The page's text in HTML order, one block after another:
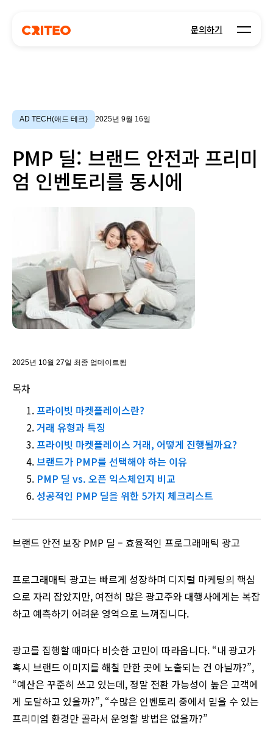
문의하기 Open
AD TECH(애드 테크) 2025년 9월 16일
PMP 딜: 브랜드 안전과 프리미
엄 인벤토리를 동시에
2025년 10월 27일 최종 업데이트됨
목차
프라이빗 마켓플레이스란?
거래 유형과 특징
프라이빗 마켓플레이스 거래, 어떻게 진행될까요?
브랜드가 PMP를 선택해야 하는 이유
PMP 딜 vs. 오픈 익스체인지 비교
성공적인 PMP 딜을 위한 5가지 체크리스트
브랜드 안전 보장 PMP 딜 – 효율적인 프로그래매틱 광고
프로그래매틱 광고는 빠르게 성장하며 디지털 마케팅의 핵심
으로 자리 잡았지만, 여전히 많은 광고주와 대행사에게는 복잡
하고 예측하기 어려운 영역으로 느껴집니다.
광고를 집행할 때마다 비슷한 고민이 따라옵니다. “내 광고가
혹시 브랜드 이미지를 해칠 만한 곳에 노출되는 건 아닐까?”,
“예산은 꾸준히 쓰고 있는데, 정말 전환 가능성이 높은 고객에
게 도달하고 있을까?”, “수많은 인벤토리 중에서 믿을 수 있는
프리미엄 환경만 골라서 운영할 방법은 없을까?”